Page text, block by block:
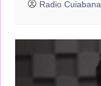
Radio